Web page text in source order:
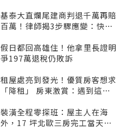
基泰大直爛尾建商判退千萬再賠
百萬！律師揭3步驟應變：快通
假日都回高雄住！他拿里長證明
爭197萬退稅仍敗訴
租屋處亮到發光！優質房客想求
「降租」 房東激賞：遇到這種
裝潢全程零探班：屋主人在海
外，17 坪北歐三房完工當天才